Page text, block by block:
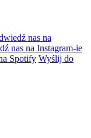
nas na
nas na Instagram-ie
Spotify Wyślij do